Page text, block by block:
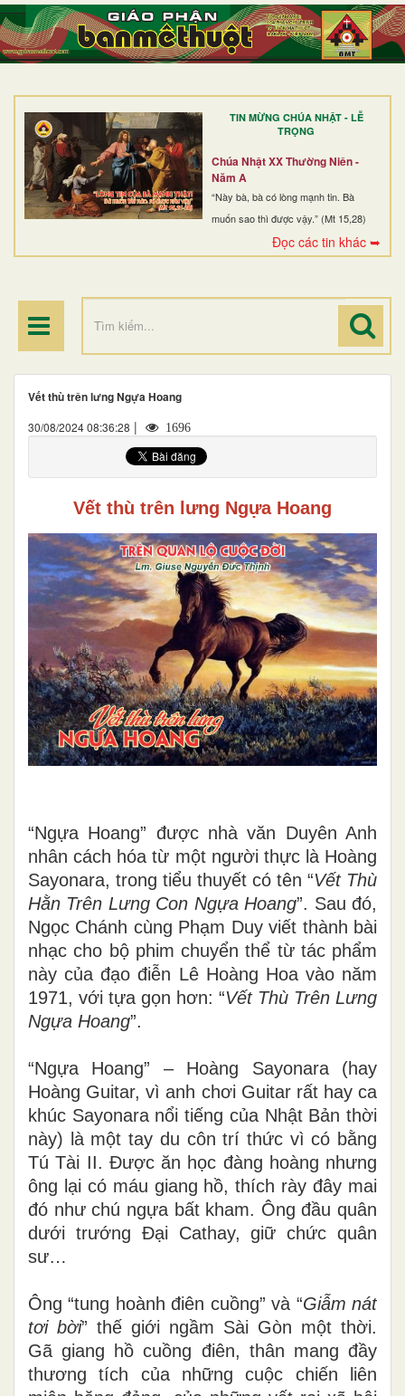
TIN MỪNG CHÚA NHẬT - LỄ
TRỌNG
Chúa Nhật XX Thường Niên -
Năm A
“Này bà, bà có lòng mạnh tin. Bà
muốn sao thì được vậy.” (Mt 15,28)
Đọc các tin khác ➥
TRANG NHẤT
GIỚI THIỆU
DÒNG TU
BAN MỤC VỤ
ĐOÀN THỂ CG
Vết thù trên lưng Ngựa Hoang
30/08/2024 08:36:28 | 1696
Vết thù trên lưng Ngựa Hoang
“Ngựa Hoang” được nhà văn Duyên Anh
nhân cách hóa từ một người thực là Hoàng
Sayonara, trong tiểu thuyết có tên “Vết Thù
Hằn Trên Lưng Con Ngựa Hoang”. Sau đó,
Ngọc Chánh cùng Phạm Duy viết thành bài
nhạc cho bộ phim chuyển thể từ tác phẩm
này của đạo điễn Lê Hoàng Hoa vào năm
1971, với tựa gọn hơn: “Vết Thù Trên Lưng
Ngựa Hoang”.
“Ngựa Hoang” – Hoàng Sayonara (hay
Hoàng Guitar, vì anh chơi Guitar rất hay ca
khúc Sayonara nổi tiếng của Nhật Bản thời
này) là một tay du côn trí thức vì có bằng
Tú Tài II. Được ăn học đàng hoàng nhưng
ông lại có máu giang hồ, thích rày đây mai
đó như chú ngựa bất kham. Ông đầu quân
dưới trướng Đại Cathay, giữ chức quân
sư…
Ông “tung hoành điên cuồng” và “Giẫm nát
tơi bời” thế giới ngầm Sài Gòn một thời.
Gã giang hồ cuồng điên, thân mang đầy
thương tích của những cuộc chiến liên